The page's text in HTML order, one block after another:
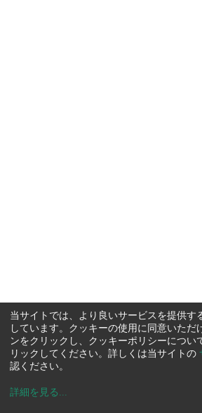
当サイトでは、より良いサービスを提供す
しています。クッキーの使用に同意いただ
ンをクリックし、クッキーポリシーについ
リックしてください。詳しくは当サイトの
認ください。
詳細を見る ...